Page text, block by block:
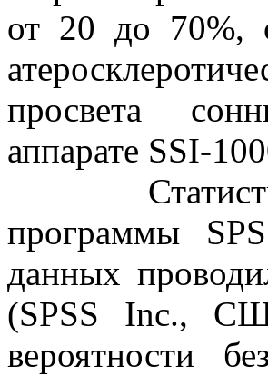
от 20 до 70%,
просвета
аппарате SSI-
программы
данных
(SPSS Inc.,
вероятности